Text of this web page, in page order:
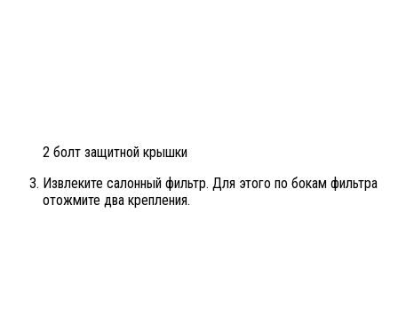
2 болт защитной крышки
Извлеките салонный фильтр. Для этого по бокам фильтра
отожмите два крепления.